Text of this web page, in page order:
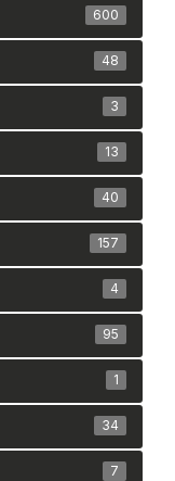
600
48
3
13
40
157
4
95
1
34
7